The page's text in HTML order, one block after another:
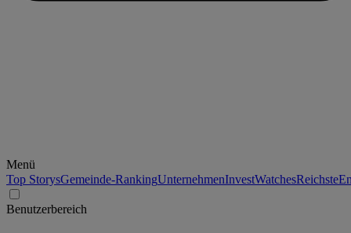
Menü
Top StorysGemeinde-RankingUnternehmenInvestWatchesReichste
Benutzerbereich